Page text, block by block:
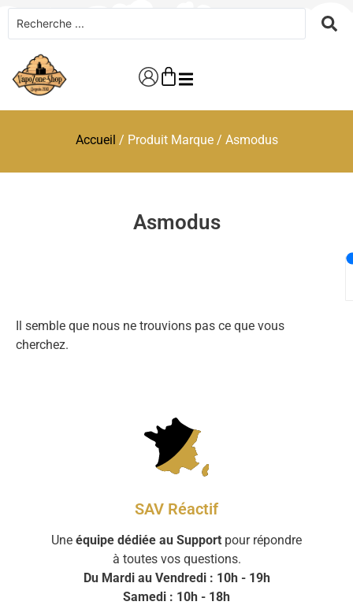
Accueil / Produit Marque / Asmodus
Asmodus
Il semble que nous ne trouvions pas ce que vous
cherchez.
SAV Réactif
Une équipe dédiée au Support pour répondre
à toutes vos questions.
Du Mardi au Vendredi : 10h - 19h
Samedi : 10h - 18h